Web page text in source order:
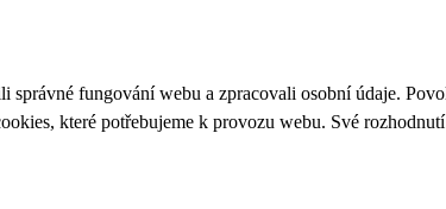
fungování webu a zpracovali osobní údaje.
které potřebujeme k provozu webu. Své